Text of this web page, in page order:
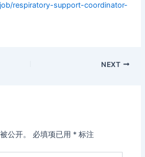
respiratory-support-coordinator-
NEXT
公开。 必填项已用 * 标注